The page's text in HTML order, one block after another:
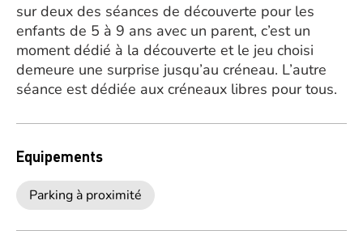
sur deux des séances de découverte pour les
enfants de 5 à 9 ans avec un parent, c’est un
moment dédié à la découverte et le jeu choisi
demeure une surprise jusqu’au créneau. L’autre
séance est dédiée aux créneaux libres pour tous.
Equipements
Parking à proximité